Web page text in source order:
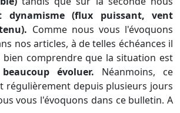
dynamisme (flux puissant, vent
Comme nous vous l'évoquons
nos articles, à de telles échéances il
comprendre que la situation est
évoluer. Néanmoins, ce
régulièrement depuis plusieurs jours
vous l'évoquons dans ce bulletin. A